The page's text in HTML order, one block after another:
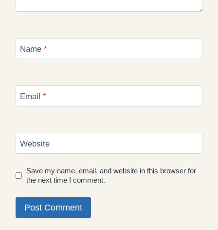
Name *
Email *
Website
Save my name, email, and website in this browser for
the next time I comment.